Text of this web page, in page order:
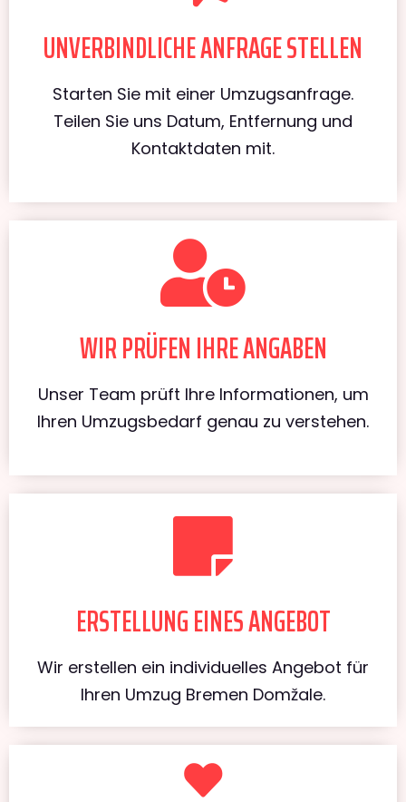
UNVERBINDLICHE ANFRAGE STELLEN
Starten Sie mit einer Umzugsanfrage.
Teilen Sie uns Datum, Entfernung und
Kontaktdaten mit.
WIR PRÜFEN IHRE ANGABEN
Unser Team prüft Ihre Informationen, um
Ihren Umzugsbedarf genau zu verstehen.
ERSTELLUNG EINES ANGEBOT
Wir erstellen ein individuelles Angebot für
Ihren Umzug Bremen Domžale.